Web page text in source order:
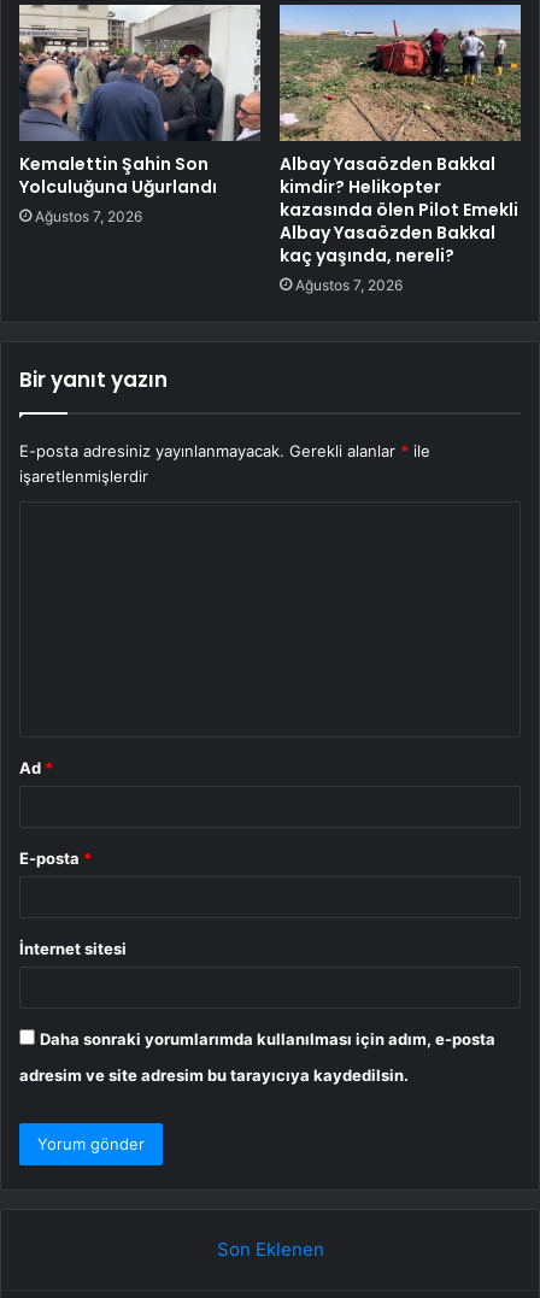
Kemalettin Şahin Son
Yolculuğuna Uğurlandı
Ağustos 7, 2026
Albay Yasaözden Bakkal
kimdir? Helikopter
kazasında ölen Pilot Emekli
Albay Yasaözden Bakkal
kaç yaşında, nereli?
Ağustos 7, 2026
Bir yanıt yazın
E-posta adresiniz yayınlanmayacak. Gerekli alanlar * ile
işaretlenmişlerdir
Ad *
E-posta *
İnternet sitesi
Daha sonraki yorumlarımda kullanılması için adım, e-posta
adresim ve site adresim bu tarayıcıya kaydedilsin.
Son Eklenen